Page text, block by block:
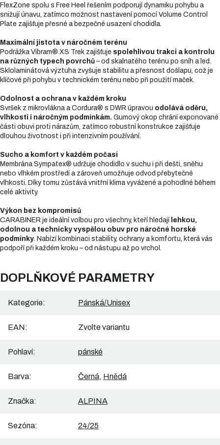
FlexZone spolu s Free Heel řešením podporují dynamiku pohybu a
snižují únavu, zatímco možnost nastavení pomocí Volume Control
Plate zajišťuje přesné a bezpečné usazení chodidla.
Maximální jistota v náročném terénu
Podrážka Vibram® XS Trek zajišťuje spolehlivou trakci a kontrolu
na různých typech povrchů – od skalnatého terénu po sníh a led.
Sklolaminátová výztuha zvyšuje stabilitu a přesnost došlapu, což je
klíčové při pohybu v technickém terénu nebo při použití maček.
Odolnost a ochrana v každém kroku
Svršek z mikrovlákna a Cordura® s DWR úpravou odolává oděru,
vlhkosti i náročným podmínkám. Gumový okop chrání exponované
části obuvi proti nárazům, zatímco robustní konstrukce zajišťuje
dlouhou životnost i při intenzivním používání.
Sucho a komfort v každém počasí
Membrána Sympatex® udržuje chodidlo v suchu i při dešti, sněhu
nebo vlhkém prostředí a zároveň umožňuje odvod přebytečné
vlhkosti. Díky tomu zůstává vnitřní klima vyvážené a pohodlné během
celé aktivity.
Výkon bez kompromisů
CARABINER je ideální volbou pro všechny, kteří hledají lehkou,
odolnou a technicky vyspělou obuv pro náročné horské
podmínky . Nabízí kombinaci stability, ochrany a komfortu, která vás
podpoří při každém kroku – od nástupu až po vrchol.
DOPLŇKOVÉ PARAMETRY
Kategorie: Pánská/Unisex
EAN: Zvolte variantu
Pohlaví: pánské
Barva: Černá, Hnědá
Značka: ALPINA
Sezóna: 24/25